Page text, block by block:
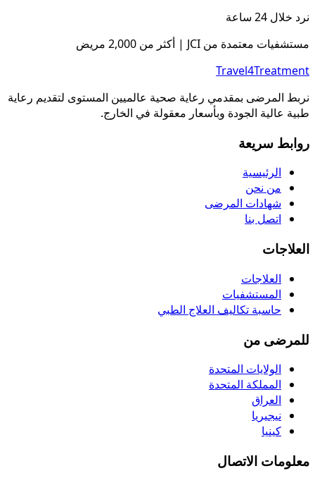
نرد خلال 24 ساعة
مستشفيات معتمدة من JCI | أكثر من 2,000 مريض
Travel4Treatment
نربط المرضى بمقدمي رعاية صحية عالميين المستوى لتقديم رعاية
طبية عالية الجودة وبأسعار معقولة في الخارج.
روابط سريعة
الرئيسية
من نحن
شهادات المرضى
اتصل بنا
العلاجات
العلاجات
المستشفيات
حاسبة تكاليف العلاج الطبي
للمرضى من
الولايات المتحدة
المملكة المتحدة
العراق
نيجيريا
كينيا
معلومات الاتصال